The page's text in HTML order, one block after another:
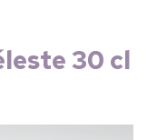
30 cl